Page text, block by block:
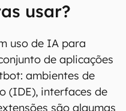
usar?
uso de IA para
de aplicações
ambientes de
(IDE), interfaces de
são algumas